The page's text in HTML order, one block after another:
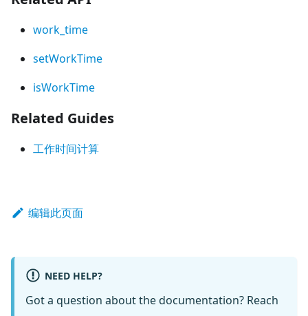
work_time
setWorkTime
isWorkTime
Related Guides
工作时间计算
编辑此页面
NEED HELP?
Got a question about the documentation? Reach